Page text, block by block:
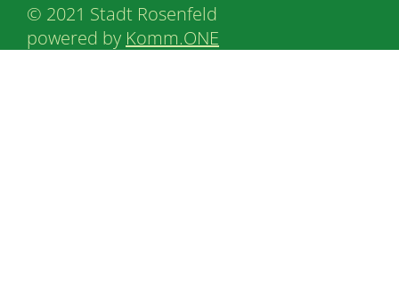
© 2021 Stadt Rosenfeld
powered by Komm.ONE